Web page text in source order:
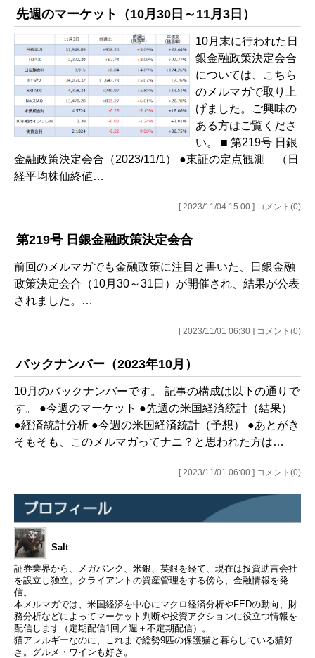
先週のマーケット（10月30日～11月3日）
10月末に行われた日
銀金融政策決定会合
については、こちら
のメルマガで取り上
げました。ご興味の
ある方はご覧くださ
い。 ■ 第219号 日銀
金融政策決定会合（2023/11/1） ●東証の定点観測 （日
経平均株価終値…
[ 2023/11/04 15:00 ] コメント(0)
第219号 日銀金融政策決定会合
前回のメルマガでも金融政策に注目と書いた、日銀金融
政策決定会合（10月30～31日）が開催され、結果が公表
されました。…
[ 2023/11/01 06:30 ] コメント(0)
バックナンバー（2023年10月）
10月のバックナンバーです。 記事の構成は以下の通りで
す。 ●今週のマーケット ●先週の米国経済統計（結果）
●経済統計分析 ●今週の米国経済統計（予想） ●あとがき
そもそも、このメルマガってナニ？と思われた方は…
[ 2023/11/01 06:00 ] コメント(0)
Salt
証券業界から、メガバンク、米銀、英銀を経て、現在は投資助言会社
を設立し独立。クライアントの資産管理をする傍ら、金融情報を発
信。
本メルマガでは、米国経済を中心にマクロ経済分析やFEDの動向、財
務分析などによってマーケット判断や投資アクションに役立つ情報を
配信します（定期配信1回／週＋不定期配信）。
猫アレルギーなのに、これまで総勢9匹の保護猫と暮らしている猫好
き。グルメ・ワインも好き。